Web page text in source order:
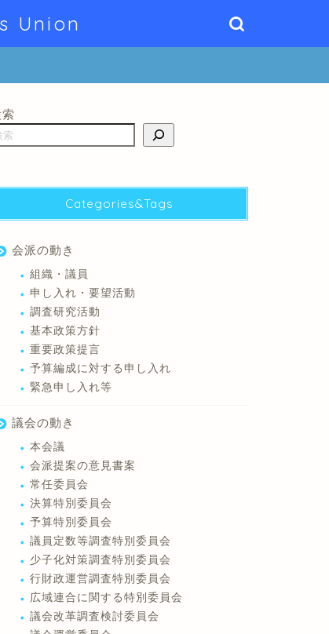
Union
Categories&Tags
会派の動き
組織・議員
申し入れ・要望活動
調査研究活動
基本政策方針
重要政策提言
予算編成に対する申し入れ
緊急申し入れ等
議会の動き
本会議
会派提案の意見書案
常任委員会
決算特別委員会
予算特別委員会
議員定数等調査特別委員会
少子化対策調査特別委員会
行財政運営調査特別委員会
広域連合に関する特別委員会
議会改革調査検討委員会